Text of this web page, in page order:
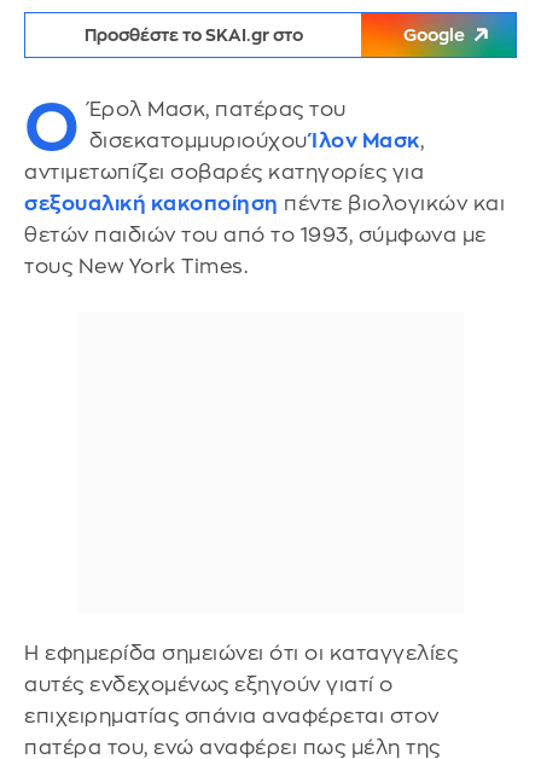
Προσθέστε το SKAI.gr στο Google
Ο Έρολ Μασκ, πατέρας του
δισεκατομμυριούχουΊλον Μασκ,
αντιμετωπίζει σοβαρές κατηγορίες για
σεξουαλική κακοποίηση πέντε βιολογικών και
θετών παιδιών του από το 1993, σύμφωνα με
τους New York Times.
Η εφημερίδα σημειώνει ότι οι καταγγελίες
αυτές ενδεχομένως εξηγούν γιατί ο
επιχειρηματίας σπάνια αναφέρεται στον
πατέρα του, ενώ αναφέρει πως μέλη της